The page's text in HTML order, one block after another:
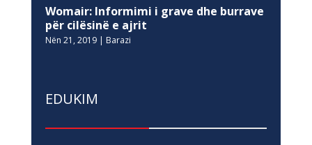
Womair: Informimi i grave dhe burrave
për cilësinë e ajrit
Nën 21, 2019| Barazi
EDUKIM